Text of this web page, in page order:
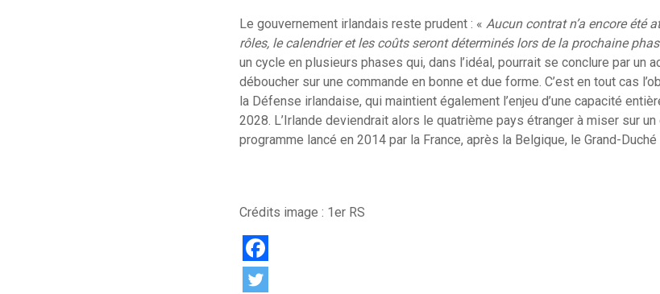
Le gouvernement irlandais reste prudent : « Aucun contrat n’a encore été
rôles, le calendrier et les coûts seront déterminés lors de la prochaine
un cycle en plusieurs phases qui, dans l’idéal, pourrait se conclure par un
déboucher sur une commande en bonne et due forme. C’est en tout cas
la Défense irlandaise, qui maintient également l’enjeu d’une capacité
2028. L’Irlande deviendrait alors le quatrième pays étranger à miser sur
programme lancé en 2014 par la France, après la Belgique, le Grand-
Crédits image : 1er RS